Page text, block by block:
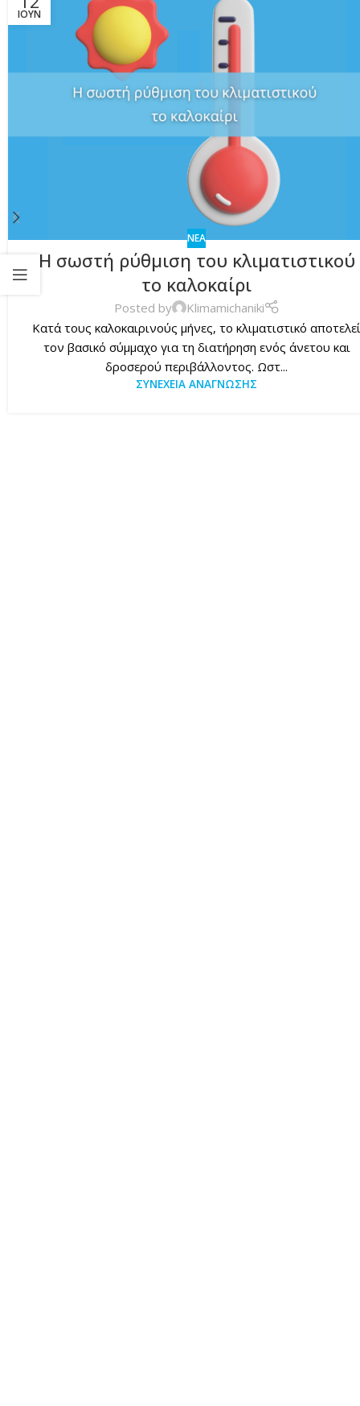
ΙΟΎΝ
ΝΕΑ
Η σωστή ρύθμιση του κλιματιστικού
το καλοκαίρι
Posted by
Klimamichaniki
Κατά τους καλοκαιρινούς μήνες, το κλιματιστικό
τον βασικό σύμμαχο για τη διατήρηση ενός άνετου και
δροσερού περιβάλλοντος. Ωστ...
ΣΥΝΈΧΕΙΑ ΑΝΆΓΝΩΣΗΣ